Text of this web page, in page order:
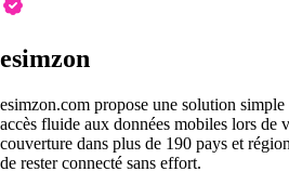
esimzon
esimzon.com propose une solution
accès fluide aux données mobiles lors de
couverture dans plus de 190 pays et
de rester connecté sans effort.